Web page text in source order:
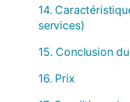
14.
services)
15. Conclusion
16. Prix